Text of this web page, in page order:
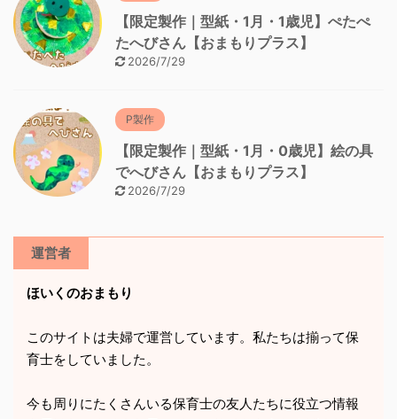
【限定製作｜型紙・1月・1歳児】ぺたぺ
たへびさん【おまもりプラス】
2026/7/29
P製作
【限定製作｜型紙・1月・0歳児】絵の具
でへびさん【おまもりプラス】
2026/7/29
運営者
ほいくのおまもり
このサイトは夫婦で運営しています。私たちは揃って保
育士をしていました。
今も周りにたくさんいる保育士の友人たちに役立つ情報